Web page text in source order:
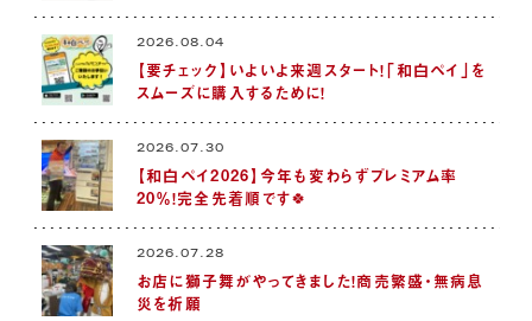
2026.08.04
【要チェック】いよいよ来週スタート！「和白ペイ」を
スムーズに購入するために！
2026.07.30
【和白ペイ2026】今年も変わらずプレミアム率
20％！完全先着順です🍀
2026.07.28
お店に獅子舞がやってきました！商売繁盛・無病息
災を祈願